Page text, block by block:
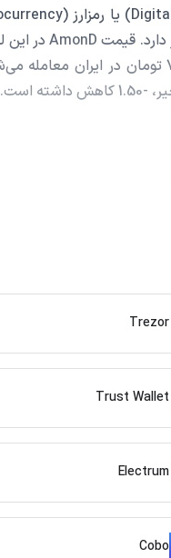
دلار است که با احتساب قیمت تتر 0.9991 تومان، با قیمت
Trezor
Trust Wallet
Electrum
Cobo